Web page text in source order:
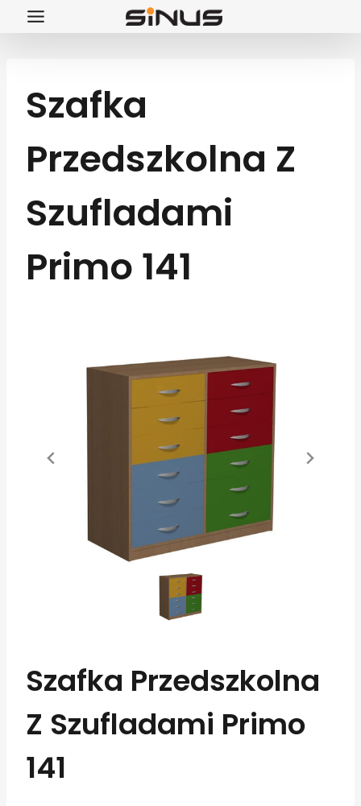
Przejdź
Szafka
Przedszkolna Z
Szufladami
Primo 141
Szafka Przedszkolna
Z Szufladami Primo
141